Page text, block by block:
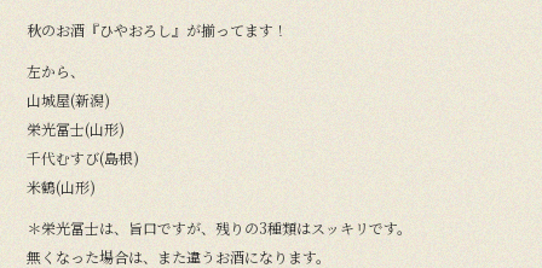
秋のお酒『ひやおろし』が揃ってます！
左から、
山城屋(新潟)
栄光冨士(山形)
千代むすび(島根)
米鶴(山形)
＊栄光冨士は、旨口ですが、残りの3種類はスッキリです。
無くなった場合は、また違うお酒になります。